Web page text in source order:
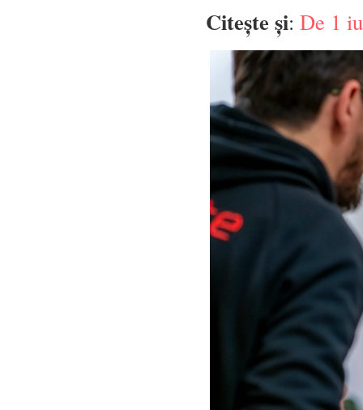
Citește și: De 1